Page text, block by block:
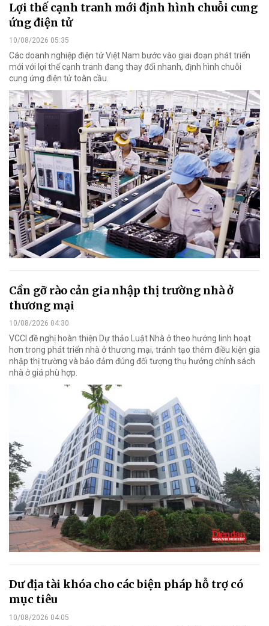
Lợi thế cạnh tranh mới định hình chuỗi cung
ứng điện tử
10/08/2026 05:35
Các doanh nghiệp điện tử Việt Nam bước vào giai đoạn phát triển
mới với lợi thế cạnh tranh đang thay đổi nhanh, định hình chuỗi
cung ứng điện tử toàn cầu.
Cần gỡ rào cản gia nhập thị trường nhà ở
thương mại
10/08/2026 04:30
VCCI đề nghị hoàn thiện Dự thảo Luật Nhà ở theo hướng linh hoạt
hơn trong phát triển nhà ở thương mại, tránh tạo thêm điều kiện gia
nhập thị trường và bảo đảm đúng đối tượng thụ hưởng chính sách
nhà ở giá phù hợp.
Dư địa tài khóa cho các biện pháp hỗ trợ có
mục tiêu
10/08/2026 04:05